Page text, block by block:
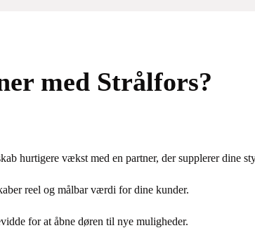
med Strålfors?
hurtigere vækst med en partner, der supplerer dine
reel og målbar værdi for dine kunder.
for at åbne døren til nye muligheder.